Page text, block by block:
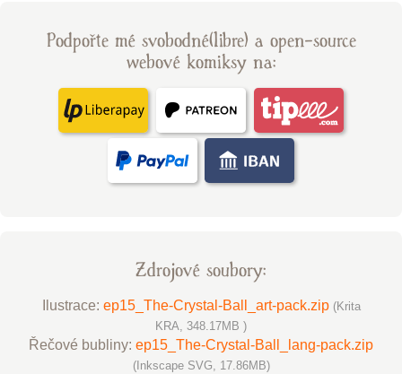
Podpořte mé svobodné(libre) a open-source
webové komiksy na:
Zdrojové soubory:
Ilustrace: ep15_The-Crystal-Ball_art-pack.zip (Krita
KRA, 348.17MB )
Řečové bubliny: ep15_The-Crystal-Ball_lang-pack.zip
(Inkscape SVG, 17.86MB)